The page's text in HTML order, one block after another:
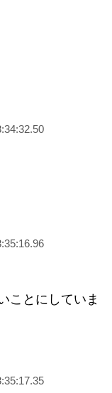
ことにしていま